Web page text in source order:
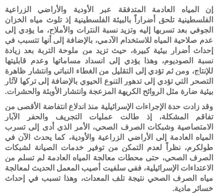
إن المياه العادمة المتدفقة عبر الأودية والأراضي الزراعية
الفلسطينية تلحق أضراراً بالبيئة الفلسطينية إذ تلوث مياه الخزان
الجوفي بعد تسربها إليه وتزيد نسبة النترات والأملاح، ما يؤدي إلى
عدم صلاحية المياه للاستخدام الآدمي، بالإضافة إلى أنها تتسبب في
إحداث أضرار بيئية كبيرة، حيث تزيد من ملوحة التربة بعد زيادة
نسبة الصوديوم، وهذا يؤدي إلى انسداد مساماتها وعدم قابليتها
للإنتاج، ومن ثم تؤدي إلى التقليل من الغطاء النباتي وانتشار ظاهرة
التصحر التي تؤدي إلى تدهور التنوع الحيوي بالإضافة إلى تركها لآثار
بيئية ضارة مثل الروائح الكريهة المزعجة وانتشار الأوبئة والحشرات.
وقد زادت حدة الإجراءات الإسرائيلية منذ اندلاع انتفاضة الأقصى من
تفاقم المشكلة، إذ طالت عمليات التجريف والحفر الآبار
الامتصاصية وشبكات الصرف الصحي، الأمر الذي أدى إلى تسرب
المياه العادمة إلى الأراضي الزراعية والأودية، كما يحدث الآن في
طولكرم، نظراً لعدم التمكن من توفير خدمات الصيانة لشبكات
الصرف الصحي، حتى محطات معالجة المياه العادمة لم تسلم من
الاعتداءات الإسرائيلية، ففي سلفيت أصيب المعمل الحديث لمعالجة
مياه الصرف الصحي نتيجة تلف المعدات، وهذا تسبب في إحداث
خسائر مادية.